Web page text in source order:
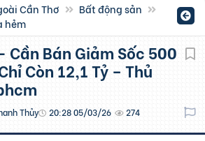
Cần Thơ
Bất động sản
hẻm
Còn 12,1 Tỷ – Thủ
Thủy 20:28 05/03/26 274